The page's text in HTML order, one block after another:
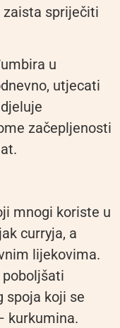
spriječiti
u
utjecati
začepljenosti
mnogi koriste u
curryja, a
lijekovima.
spoja koji se
kurkumina.